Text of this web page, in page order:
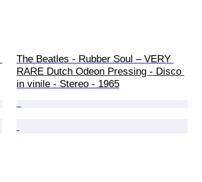
The Beatles - Rubber Soul – VERY
RARE Dutch Odeon Pressing - Disco
in vinile - Stereo - 1965